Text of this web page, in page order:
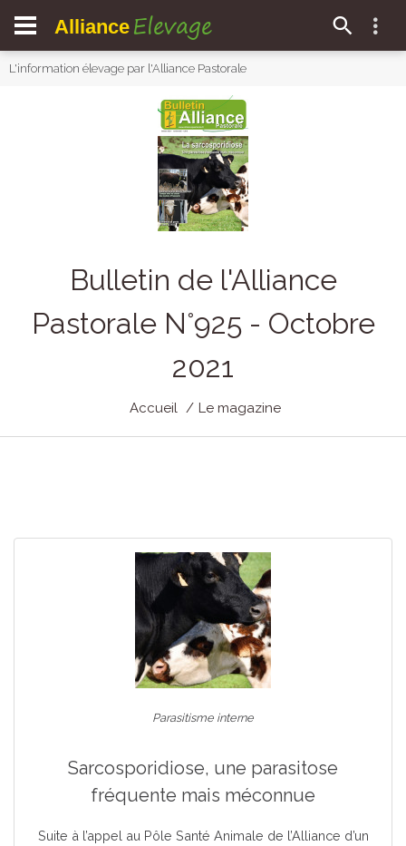
Alliance Elevage
L'information élevage par l'Alliance Pastorale
Bulletin de l'Alliance
Pastorale N°925 - Octobre
2021
Accueil Le magazine
Parasitisme interne
Sarcosporidiose, une parasitose
fréquente mais méconnue
Suite à l’appel au Pôle Santé Animale de l’Alliance d’un